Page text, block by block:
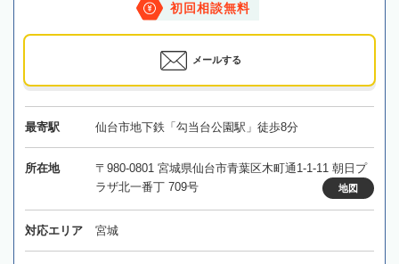
初回相談無料
メールする
最寄駅 仙台市地下鉄「勾当台公園駅」徒歩8分
所在地
〒980-0801 宮城県仙台市青葉区木町通1-1-11 朝日プ
ラザ北一番丁 709号
地図
対応エリア 宮城